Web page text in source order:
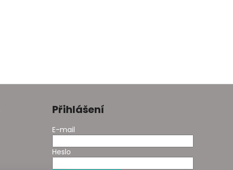
Přihlášení
E-mail
Heslo